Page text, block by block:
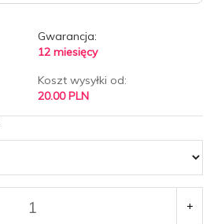
Gwarancja:
12 miesięcy
Koszt wysyłki od:
20.00 PLN